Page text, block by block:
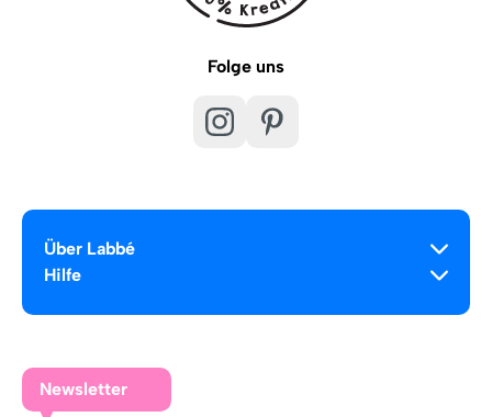
Folge uns
Über Labbé
Hilfe
Newsletter